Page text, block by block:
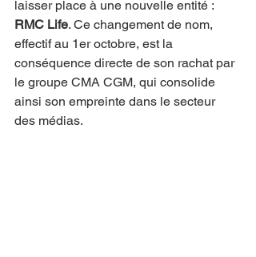
laisser place à une nouvelle entité :
RMC Life. Ce changement de nom,
effectif au 1er octobre, est la
conséquence directe de son rachat par
le groupe CMA CGM, qui consolide
ainsi son empreinte dans le secteur
des médias.